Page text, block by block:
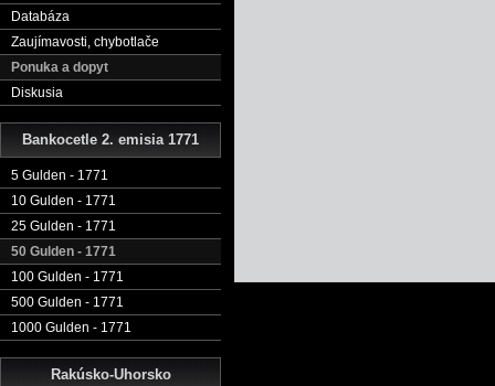
Databáza
Zaujímavosti, chybotlače
Ponuka a dopyt
Diskusia
Bankocetle 2. emisia 1771
5 Gulden - 1771
10 Gulden - 1771
25 Gulden - 1771
50 Gulden - 1771
100 Gulden - 1771
500 Gulden - 1771
1000 Gulden - 1771
Rakúsko-Uhorsko